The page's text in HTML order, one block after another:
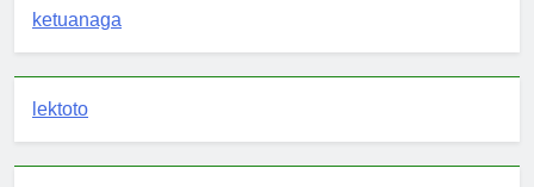
ketuanaga
lektoto